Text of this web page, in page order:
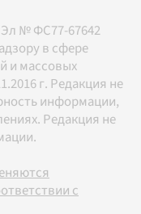
№ ФС77-67642
в сфере
и массовых
г. Редакция не
информации,
Редакция не
с